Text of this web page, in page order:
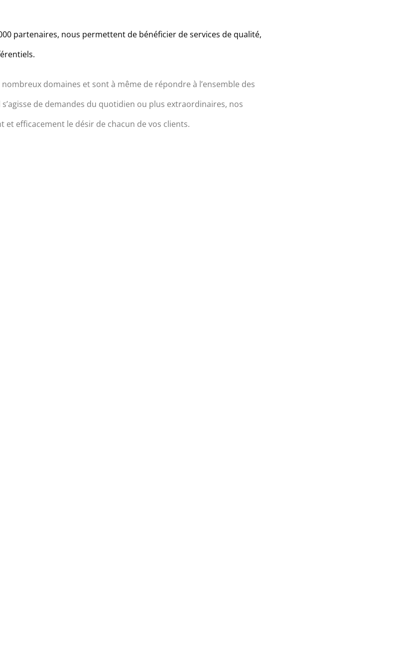
partenaires, nous permettent de bénéficier de services de qualité,
nombreux domaines et sont à même de répondre à l’ensemble des
de demandes du quotidien ou plus extraordinaires, nos
et efficacement le désir de chacun de vos clients.